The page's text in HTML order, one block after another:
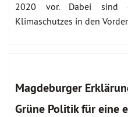
2020 vor. Dabei sind
Klimaschutzes in den
Magdeburger
Grüne Politik für eine